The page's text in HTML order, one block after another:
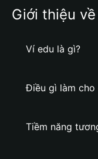
Giới thiệu
Ví edu là gì?
Điều gì làm cho
Tiềm năng